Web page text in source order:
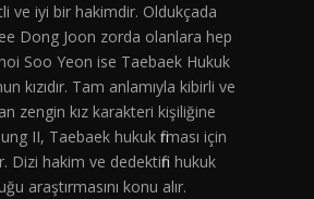
ve iyi bir hakimdir. Oldukçada
Dong Joon zorda olanlara hep
Soo Yeon ise Taebaek Hukuk
kızıdır. Tam anlamıyla kibirli ve
zengin kız karakteri kişiliğine
II, Taebaek hukuk firması için
Dizi hakim ve dedektifin hukuk
araştırmasını konu alır.